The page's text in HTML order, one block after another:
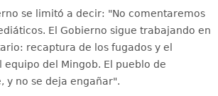
se limitó a decir: "No comentaremos
El Gobierno sigue trabajando en
recaptura de los fugados y el
del Mingob. El pueblo de
y no se deja engañar".